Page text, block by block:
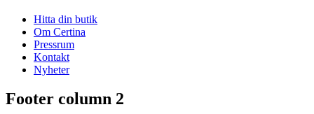
Hitta din butik
Om Certina
Pressrum
Kontakt
Nyheter
Footer column 2